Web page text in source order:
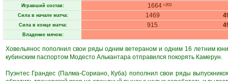
Игравший состав: 1664 +203
Сила в начале матча: 1469
Сила в конце матча: 915
Владение мячом:
Ховельянос пополнил свои ряды одним ветераном и одним 16 летним
кубинским паспортом Модесто Алькантара отправился покорять Камерун.
Пуэнтес Грандес (Палма-Сориано, Куба) пополнил свои ряды